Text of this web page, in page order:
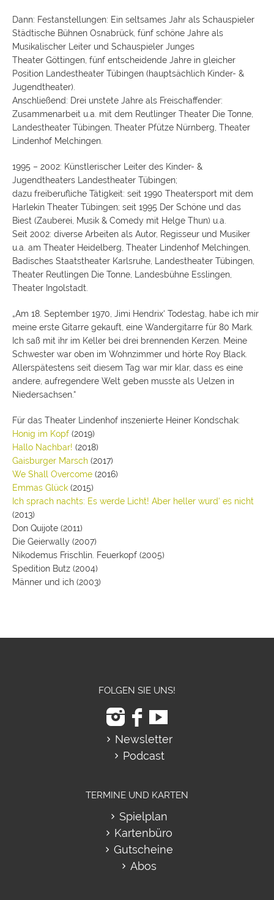
Dann: Festanstellungen: Ein seltsames Jahr als Schauspieler
Städtische Bühnen Osnabrück, fünf schöne Jahre als
Musikalischer Leiter und Schauspieler Junges
Theater Göttingen, fünf entscheidende Jahre in gleicher
Position Landestheater Tübingen (hauptsächlich Kinder- &
Jugendtheater).
Anschließend: Drei unstete Jahre als Freischaffender:
Zusammenarbeit u.a. mit dem Reutlinger Theater Die Tonne,
Landestheater Tübingen, Theater Pfütze Nürnberg, Theater
Lindenhof Melchingen.
1995 – 2002: Künstlerischer Leiter des Kinder- &
Jugendtheaters Landestheater Tübingen;
dazu freiberufliche Tätigkeit: seit 1990 Theatersport mit dem
Harlekin Theater Tübingen; seit 1995 Der Schöne und das
Biest (Zauberei, Musik & Comedy mit Helge Thun) u.a.
Seit 2002: diverse Arbeiten als Autor, Regisseur und Musiker
u.a. am Theater Heidelberg, Theater Lindenhof Melchingen,
Badisches Staatstheater Karlsruhe, Landestheater Tübingen,
Theater Reutlingen Die Tonne, Landesbühne Esslingen,
Theater Ingolstadt.
„Am 18. September 1970, Jimi Hendrix‘ Todestag, habe ich mir
meine erste Gitarre gekauft, eine Wandergitarre für 80 Mark.
Ich saß mit ihr im Keller bei drei brennenden Kerzen. Meine
Schwester war oben im Wohnzimmer und hörte Roy Black.
Allerspätestens seit diesem Tag war mir klar, dass es eine
andere, aufregendere Welt geben musste als Uelzen in
Niedersachsen.“
Für das Theater Lindenhof inszenierte Heiner Kondschak:
Honig im Kopf (2019)
Hallo Nachbar! (2018)
Gaisburger Marsch (2017)
We Shall Overcome (2016)
Emmas Glück (2015)
Ich sprach nachts: Es werde Licht! Aber heller wurd‘ es nicht
(2013)
Don Quijote (2011)
Die Geierwally (2007)
Nikodemus Frischlin. Feuerkopf (2005)
Spedition Butz (2004)
Männer und ich (2003)
FOLGEN SIE UNS!
Newsletter
Podcast
TERMINE UND KARTEN
Spielplan
Kartenbüro
Gutscheine
Abos